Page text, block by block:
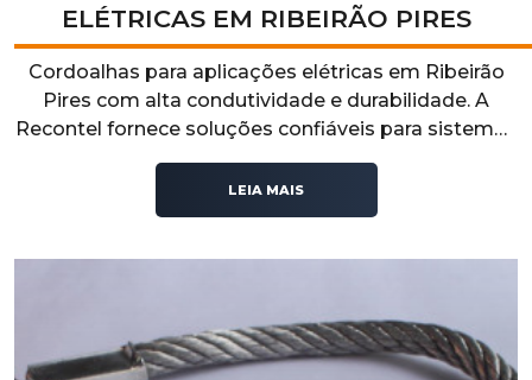
ELÉTRICAS EM RIBEIRÃO PIRES
Cordoalhas para aplicações elétricas em Ribeirão
Pires com alta condutividade e durabilidade. A
Recontel fornece soluções confiáveis para sistemas
elétricos que exigem segurança, desempenho e
estabilidade operacional.
LEIA MAIS